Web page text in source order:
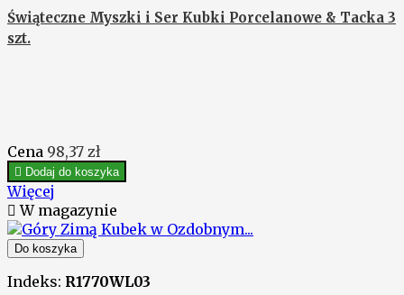
Świąteczne Myszki i Ser Kubki Porcelanowe & Tacka 3
szt.
Cena 98,37 zł
 Dodaj do koszyka
Więcej
 W magazynie
Do koszyka
Indeks: R1770WL03